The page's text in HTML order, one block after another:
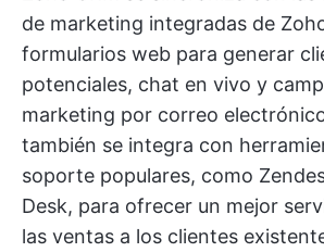
de marketing integradas de
formularios web para generar
potenciales, chat en vivo y
marketing por correo
también se integra con
soporte populares, como
Desk, para ofrecer un mejor
las ventas a los clientes